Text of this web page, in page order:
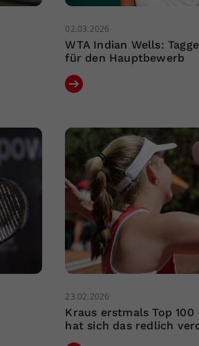
02.03.2026
WTA Indian Wells:
für den Hauptbewerb
23.02.2026
Kraus erstmals Top 100
hat sich das redlich